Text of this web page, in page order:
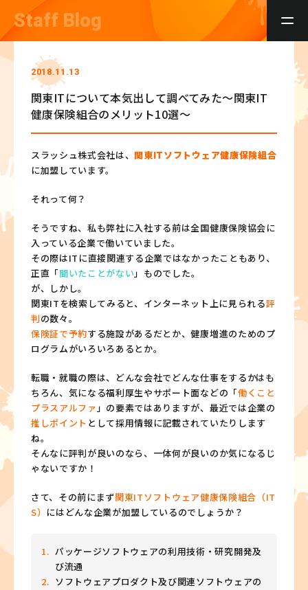
Staff Blog
2018.11.13
関東ITについて本気出して調べてみた～関東IT
健康保険組合のメリット10選～
スラッシュ株式会社は、 関東ITソフトウェア健康保険組合
に加盟しています。
それって何？
そうですね、私も弊社に入社する前は全国健康保険協会に
入っている企業で働いていました。
その際はITに直接関連する企業ではなかったこともあり、
正直「聞いたことがない」ものでした。
が、しかし。
関東ITを検索してみると、インターネット上に見られる評
判の数々。
保険証で予約する施設があるだとか、健康増進のためのプ
ログラムがいろいろあるとか。
転職・就職の際は、どんな会社でどんな仕事をするかはも
ちろん、気になる福利厚生やサポート面などの「働くこと
プラスアルファ」の要素ではありますが、最近では企業の
推しポイント として採用情報に記載されていたりします
ね。
そんなに評判が良いのなら、一体何が良いのか気になるじ
ゃないですか！
さて、その前にまず関東ITソフトウェア健康保険組合（IT
S） にはどんな企業が加盟しているのでしょうか？
パッケージソフトウェアの利用技術・研究開発及
び流通
ソフトウェアプロダクト及び関連ソフトウェアの